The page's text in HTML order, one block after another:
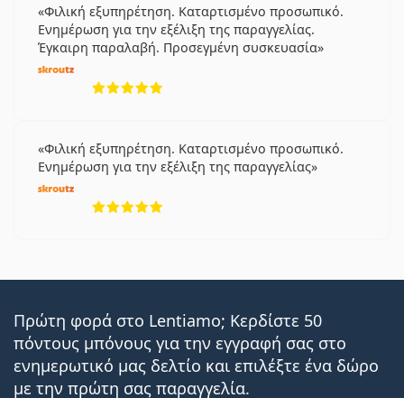
Φιλική εξυπηρέτηση. Καταρτισμένο προσωπικό.
Ενημέρωση για την εξέλιξη της παραγγελίας.
Έγκαιρη παραλαβή. Προσεγμένη συσκευασία
Φιλική εξυπηρέτηση. Καταρτισμένο προσωπικό.
Ενημέρωση για την εξέλιξη της παραγγελίας
Πρώτη φορά στο Lentiamo; Κερδίστε 50
πόντους μπόνους για την εγγραφή σας στο
ενημερωτικό μας δελτίο και επιλέξτε ένα δώρο
με την πρώτη σας παραγγελία.